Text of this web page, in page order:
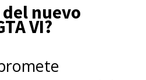
del nuevo
VI?